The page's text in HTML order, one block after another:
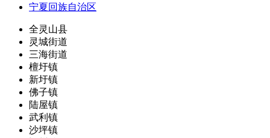
宁夏回族自治区
全灵山县
灵城街道
三海街道
檀圩镇
新圩镇
佛子镇
陆屋镇
武利镇
沙坪镇